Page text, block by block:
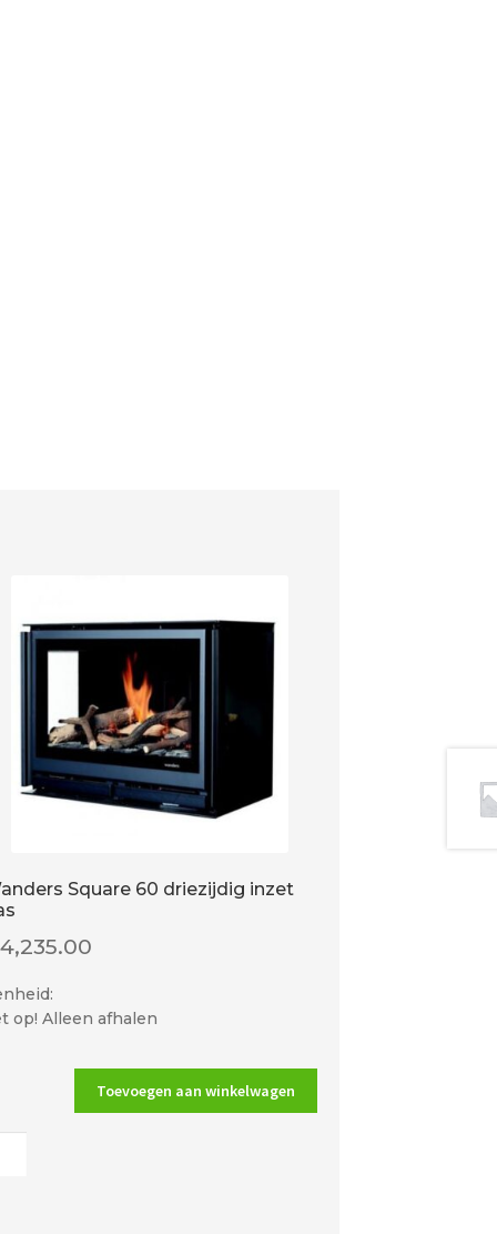
Square 60 driezijdig inzet
4,235.00
op! Alleen afhalen
Toevoegen aan winkelwagen